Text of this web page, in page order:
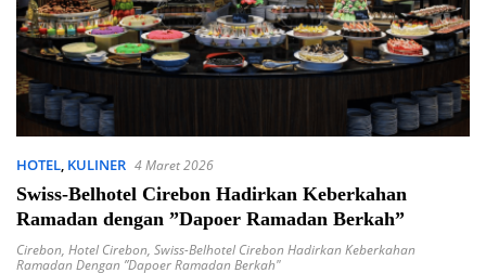
HOTEL, KULINER 4 Maret 2026
Swiss-Belhotel Cirebon Hadirkan Keberkahan
Ramadan dengan ”Dapoer Ramadan Berkah”
Cirebon, Hotel Cirebon, Swiss-Belhotel Cirebon Hadirkan Keberkahan
Ramadan Dengan ”Dapoer Ramadan Berkah"